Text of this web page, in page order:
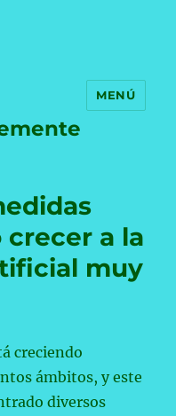
MENÚ
a la
muy
creciendo
ámbitos, y este
diversos